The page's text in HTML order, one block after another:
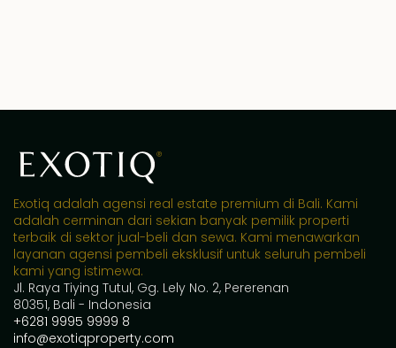
Exotiq adalah agensi real estate premium di Bali. Kami
adalah cerminan dari sekian banyak pemilik properti
terbaik di sektor jual-beli dan sewa. Kami menawarkan
layanan agensi pembeli eksklusif untuk seluruh pembeli
kami yang istimewa.
Jl. Raya Tiying Tutul, Gg. Lely No. 2, Pererenan
80351, Bali - Indonesia
+6281 9995 9999 8
info@exotiqproperty.com